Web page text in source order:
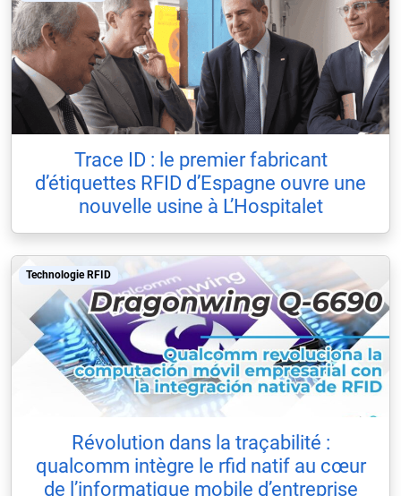
Trace ID : le premier fabricant
d’étiquettes RFID d’Espagne ouvre une
nouvelle usine à L’Hospitalet
Technologie RFID
Révolution dans la traçabilité :
qualcomm intègre le rfid natif au cœur
de l’informatique mobile d’entreprise